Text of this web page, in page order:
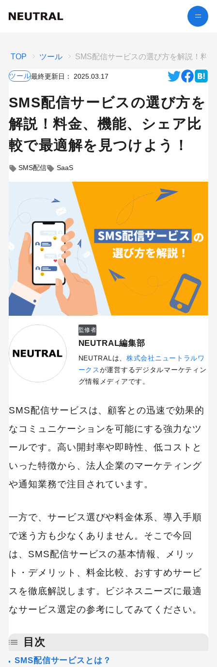
TOP ツール SMS配信サービスの選び方を解説！料
ツール最終更新日： 2025.03.17
SMS配信サービスの選び方を
解説！料金、機能、シェア比
較で最適解を見つけよう！
SMS配信 SaaS
監修者
NEUTRAL編集部
NEUTRALは、 株式会社ニュートラルワ
ークスが運営するデジタルマーケティン
グ情報メディアです。
SMS配信サービスは、顧客との迅速で効果的
なコミュニケーションを可能にする強力なツ
ールです。高い開封率や即時性、低コストと
いった特徴から、法人企業のマーケティング
や通知業務で注目されています。
一方で、サービス選びや料金体系、導入手順
で迷う方も少なくありません。そこで今回
は、SMS配信サービスの基本情報、メリッ
ト・デメリット、料金比較、おすすめサービ
スを徹底解説します。ビジネスニーズに最適
なサービス選定の参考にしてみてください。
目次
SMS配信サービスとは？